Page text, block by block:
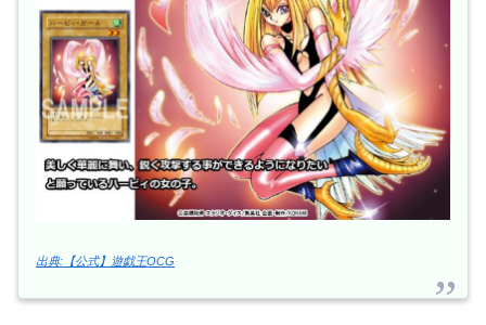
出典:【公式】遊戯王OCG